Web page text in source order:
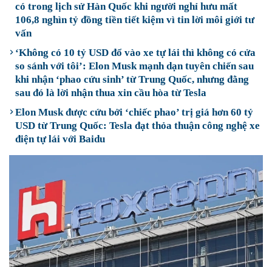
có trong lịch sử Hàn Quốc khi người nghỉ hưu mất
106,8 nghìn tỷ đồng tiền tiết kiệm vì tin lời môi giới tư
vấn
‘Không có 10 tỷ USD đổ vào xe tự lái thì không có cửa
so sánh với tôi’: Elon Musk mạnh dạn tuyên chiến sau
khi nhận ‘phao cứu sinh’ từ Trung Quốc, nhưng đằng
sau đó là lời nhận thua xin cầu hòa từ Tesla
Elon Musk được cứu bởi ‘chiếc phao’ trị giá hơn 60 tỷ
USD từ Trung Quốc: Tesla đạt thỏa thuận công nghệ xe
điện tự lái với Baidu